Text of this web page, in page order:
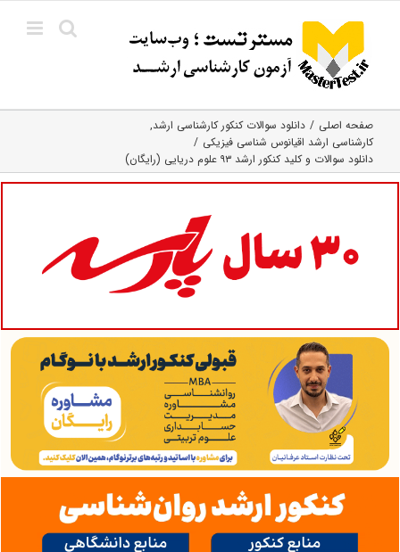
content
صفحه اصلی
دانلود سوالات کنکور کارشناسی ارشد
کارشناسی ارشد اقیانوس‌ شناسی فیزیکی
دانلود سوالات و کلید کنکور ارشد ۹۳ علوم دریایی (رایگان)